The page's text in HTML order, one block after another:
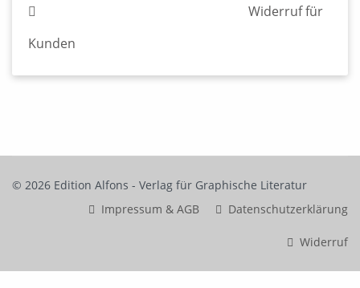
Widerruf für Kunden
© 2026 Edition Alfons - Verlag für Graphische Literatur
Impressum & AGB
Datenschutzerklärung
Widerruf